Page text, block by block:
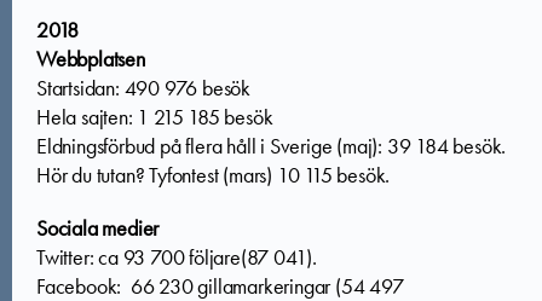
2018
Webbplatsen
Startsidan: 490 976 besök
Hela sajten: 1 215 185 besök
Eldningsförbud på flera håll i Sverige (maj): 39 184 besök.
Hör du tutan? Tyfontest (mars) 10 115 besök.
Sociala medier
Twitter: ca 93 700 följare(87 041).
Facebook: 66 230 gillamarkeringar (54 497